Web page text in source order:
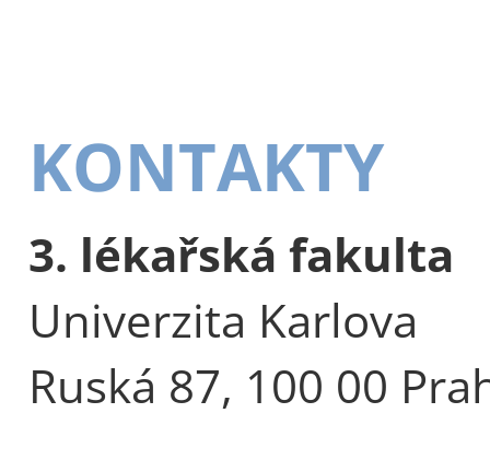
KONTAKTY
3. lékařská fakulta
Univerzita Karlova
Ruská 87, 100 00